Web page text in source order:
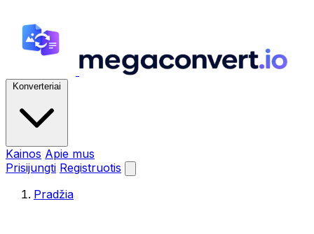
Konverteriai
Kainos Apie mus
Prisijungti Registruotis
Pradžia